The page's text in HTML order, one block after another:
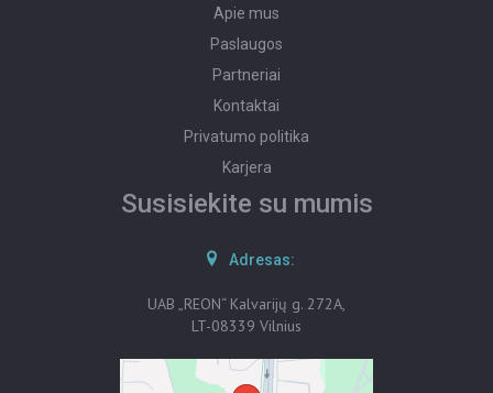
Apie mus
Paslaugos
Partneriai
Kontaktai
Privatumo politika
Karjera
Susisiekite su mumis
Adresas:
UAB „REON“ Kalvarijų g. 272A,
LT-08339 Vilnius